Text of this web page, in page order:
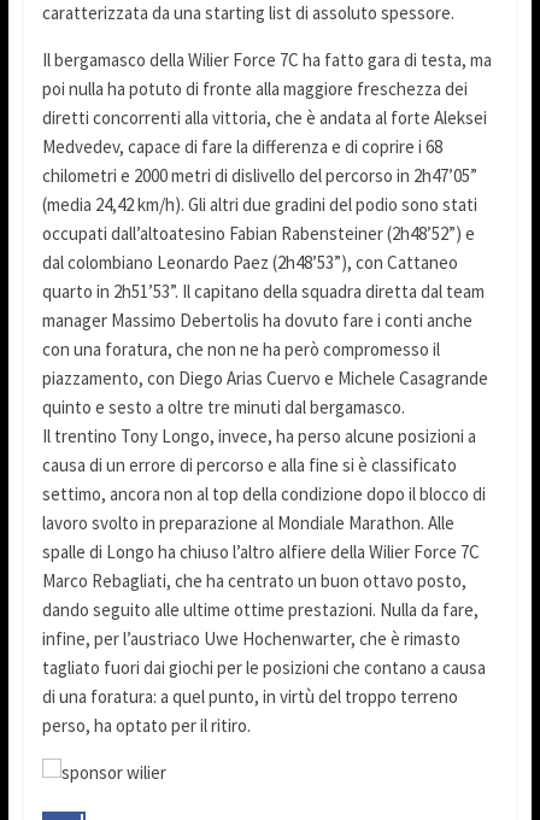
caratterizzata da una starting list di assoluto spessore.
Il bergamasco della Wilier Force 7C ha fatto gara di testa, ma
poi nulla ha potuto di fronte alla maggiore freschezza dei
diretti concorrenti alla vittoria, che è andata al forte Aleksei
Medvedev, capace di fare la differenza e di coprire i 68
chilometri e 2000 metri di dislivello del percorso in 2h47’05”
(media 24,42 km/h). Gli altri due gradini del podio sono stati
occupati dall’altoatesino Fabian Rabensteiner (2h48’52”) e
dal colombiano Leonardo Paez (2h48’53”), con Cattaneo
quarto in 2h51’53”. Il capitano della squadra diretta dal team
manager Massimo Debertolis ha dovuto fare i conti anche
con una foratura, che non ne ha però compromesso il
piazzamento, con Diego Arias Cuervo e Michele Casagrande
quinto e sesto a oltre tre minuti dal bergamasco.
Il trentino Tony Longo, invece, ha perso alcune posizioni a
causa di un errore di percorso e alla fine si è classificato
settimo, ancora non al top della condizione dopo il blocco di
lavoro svolto in preparazione al Mondiale Marathon. Alle
spalle di Longo ha chiuso l’altro alfiere della Wilier Force 7C
Marco Rebagliati, che ha centrato un buon ottavo posto,
dando seguito alle ultime ottime prestazioni. Nulla da fare,
infine, per l’austriaco Uwe Hochenwarter, che è rimasto
tagliato fuori dai giochi per le posizioni che contano a causa
di una foratura: a quel punto, in virtù del troppo terreno
perso, ha optato per il ritiro.